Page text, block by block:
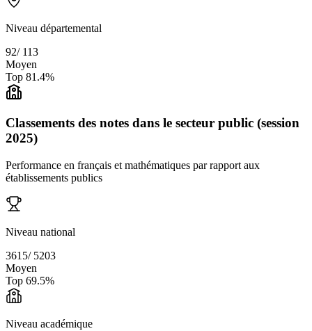
Niveau départemental
92/ 113
Moyen
Top 81.4%
Classements des notes dans le secteur public (session
2025)
Performance en français et mathématiques par rapport aux
établissements publics
Niveau national
3615/ 5203
Moyen
Top 69.5%
Niveau académique